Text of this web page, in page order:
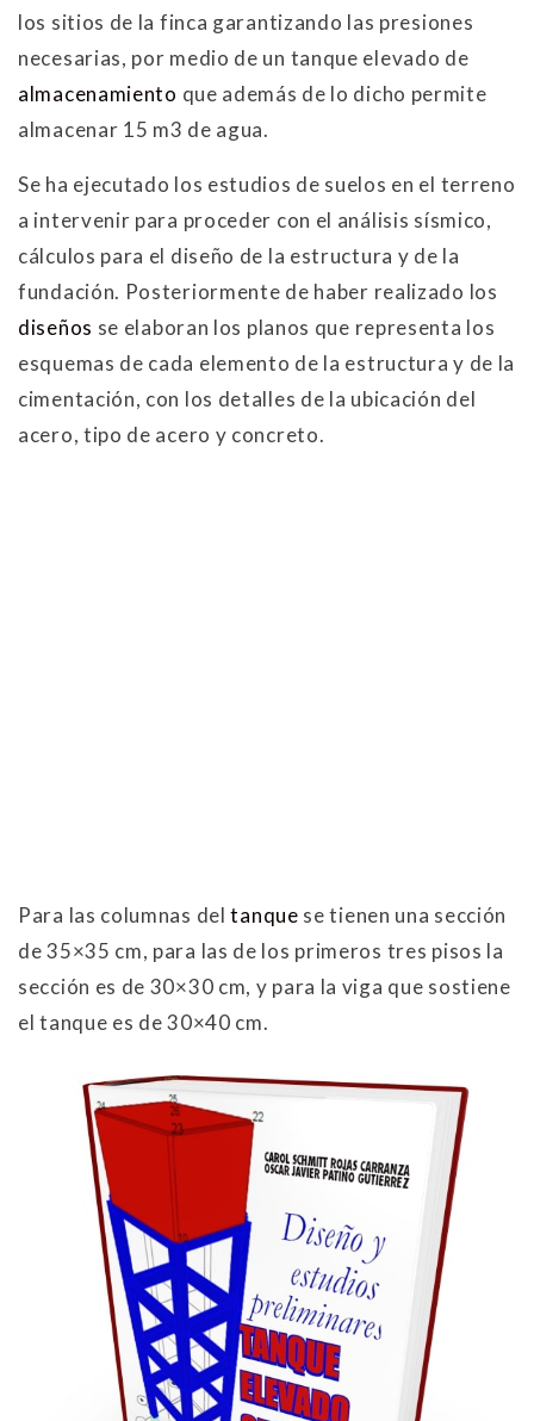
los sitios de la finca garantizando las presiones
necesarias, por medio de un tanque elevado de
almacenamiento que además de lo dicho permite
almacenar 15 m3 de agua.
Se ha ejecutado los estudios de suelos en el terreno
a intervenir para proceder con el análisis sísmico,
cálculos para el diseño de la estructura y de la
fundación. Posteriormente de haber realizado los
diseños se elaboran los planos que representa los
esquemas de cada elemento de la estructura y de la
cimentación, con los detalles de la ubicación del
acero, tipo de acero y concreto.
Para las columnas deltanque se tienen una sección
de 35×35 cm, para las de los primeros tres pisos la
sección es de 30×30 cm, y para la viga que sostiene
el tanque es de 30×40 cm.